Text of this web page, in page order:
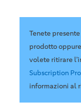
Tenete
prodotto
volete ritirare
Subscription
informazioni al